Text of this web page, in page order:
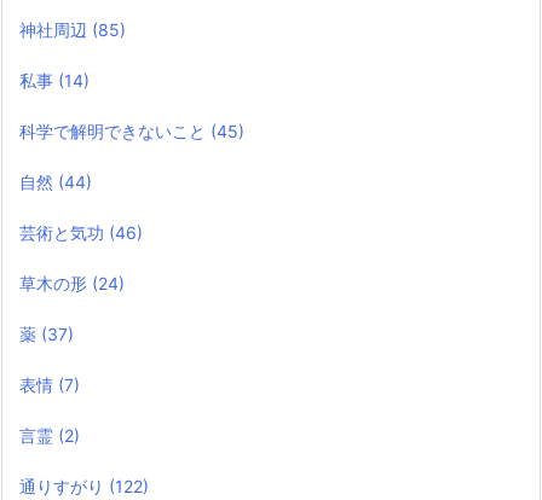
神社周辺 (85)
私事 (14)
科学で解明できないこと (45)
自然 (44)
芸術と気功 (46)
草木の形 (24)
薬 (37)
表情 (7)
言霊 (2)
通りすがり (122)